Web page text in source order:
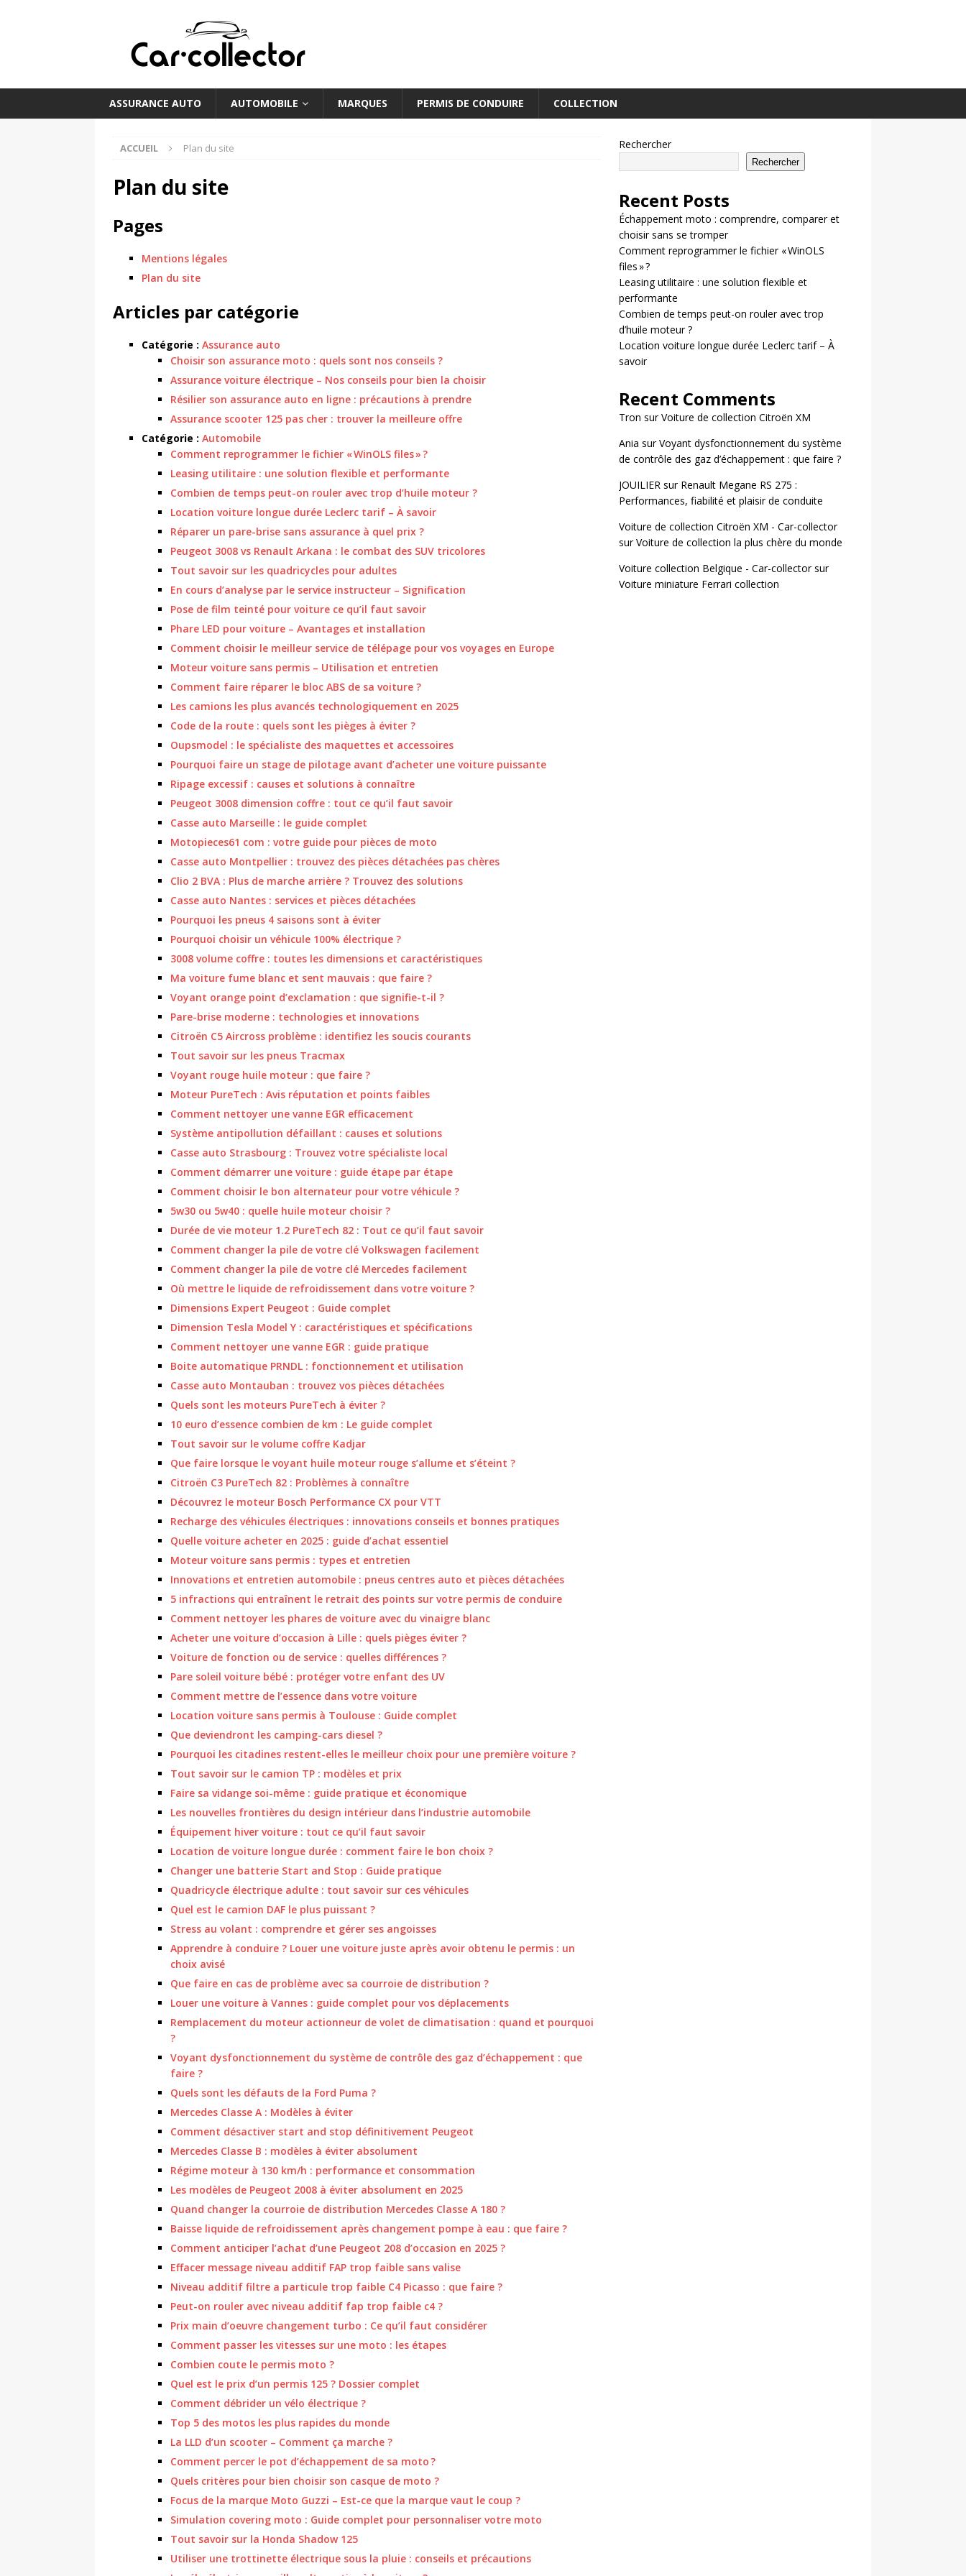
ASSURANCE AUTO AUTOMOBILE MARQUES PERMIS DE CONDUIRE COLLECTION
ACCUEIL Plan du site
Plan du site
Pages
Mentions légales
Plan du site
Articles par catégorie
Catégorie : Assurance auto
Choisir son assurance moto : quels sont nos conseils ?
Assurance voiture électrique – Nos conseils pour bien la choisir
Résilier son assurance auto en ligne : précautions à prendre
Assurance scooter 125 pas cher : trouver la meilleure offre
Catégorie : Automobile
Comment reprogrammer le fichier « WinOLS files » ?
Leasing utilitaire : une solution flexible et performante
Combien de temps peut-on rouler avec trop d’huile moteur ?
Location voiture longue durée Leclerc tarif – À savoir
Réparer un pare-brise sans assurance à quel prix ?
Peugeot 3008 vs Renault Arkana : le combat des SUV tricolores
Tout savoir sur les quadricycles pour adultes
En cours d’analyse par le service instructeur – Signification
Pose de film teinté pour voiture ce qu’il faut savoir
Phare LED pour voiture – Avantages et installation
Comment choisir le meilleur service de télépage pour vos voyages en Europe
Moteur voiture sans permis – Utilisation et entretien
Comment faire réparer le bloc ABS de sa voiture ?
Les camions les plus avancés technologiquement en 2025
Code de la route : quels sont les pièges à éviter ?
Oupsmodel : le spécialiste des maquettes et accessoires
Pourquoi faire un stage de pilotage avant d’acheter une voiture puissante
Ripage excessif : causes et solutions à connaître
Peugeot 3008 dimension coffre : tout ce qu’il faut savoir
Casse auto Marseille : le guide complet
Motopieces61 com : votre guide pour pièces de moto
Casse auto Montpellier : trouvez des pièces détachées pas chères
Clio 2 BVA : Plus de marche arrière ? Trouvez des solutions
Casse auto Nantes : services et pièces détachées
Pourquoi les pneus 4 saisons sont à éviter
Pourquoi choisir un véhicule 100% électrique ?
3008 volume coffre : toutes les dimensions et caractéristiques
Ma voiture fume blanc et sent mauvais : que faire ?
Voyant orange point d’exclamation : que signifie-t-il ?
Pare-brise moderne : technologies et innovations
Citroën C5 Aircross problème : identifiez les soucis courants
Tout savoir sur les pneus Tracmax
Voyant rouge huile moteur : que faire ?
Moteur PureTech : Avis réputation et points faibles
Comment nettoyer une vanne EGR efficacement
Système antipollution défaillant : causes et solutions
Casse auto Strasbourg : Trouvez votre spécialiste local
Comment démarrer une voiture : guide étape par étape
Comment choisir le bon alternateur pour votre véhicule ?
5w30 ou 5w40 : quelle huile moteur choisir ?
Durée de vie moteur 1.2 PureTech 82 : Tout ce qu’il faut savoir
Comment changer la pile de votre clé Volkswagen facilement
Comment changer la pile de votre clé Mercedes facilement
Où mettre le liquide de refroidissement dans votre voiture ?
Dimensions Expert Peugeot : Guide complet
Dimension Tesla Model Y : caractéristiques et spécifications
Comment nettoyer une vanne EGR : guide pratique
Boite automatique PRNDL : fonctionnement et utilisation
Casse auto Montauban : trouvez vos pièces détachées
Quels sont les moteurs PureTech à éviter ?
10 euro d’essence combien de km : Le guide complet
Tout savoir sur le volume coffre Kadjar
Que faire lorsque le voyant huile moteur rouge s’allume et s’éteint ?
Citroën C3 PureTech 82 : Problèmes à connaître
Découvrez le moteur Bosch Performance CX pour VTT
Recharge des véhicules électriques : innovations conseils et bonnes pratiques
Quelle voiture acheter en 2025 : guide d’achat essentiel
Moteur voiture sans permis : types et entretien
Innovations et entretien automobile : pneus centres auto et pièces détachées
5 infractions qui entraînent le retrait des points sur votre permis de conduire
Comment nettoyer les phares de voiture avec du vinaigre blanc
Acheter une voiture d’occasion à Lille : quels pièges éviter ?
Voiture de fonction ou de service : quelles différences ?
Pare soleil voiture bébé : protéger votre enfant des UV
Comment mettre de l’essence dans votre voiture
Location voiture sans permis à Toulouse : Guide complet
Que deviendront les camping-cars diesel ?
Pourquoi les citadines restent-elles le meilleur choix pour une première voiture ?
Tout savoir sur le camion TP : modèles et prix
Faire sa vidange soi-même : guide pratique et économique
Les nouvelles frontières du design intérieur dans l’industrie automobile
Équipement hiver voiture : tout ce qu’il faut savoir
Location de voiture longue durée : comment faire le bon choix ?
Changer une batterie Start and Stop : Guide pratique
Quadricycle électrique adulte : tout savoir sur ces véhicules
Quel est le camion DAF le plus puissant ?
Stress au volant : comprendre et gérer ses angoisses
Apprendre à conduire ? Louer une voiture juste après avoir obtenu le permis : un
choix avisé
Que faire en cas de problème avec sa courroie de distribution ?
Louer une voiture à Vannes : guide complet pour vos déplacements
Remplacement du moteur actionneur de volet de climatisation : quand et pourquoi
?
Voyant dysfonctionnement du système de contrôle des gaz d’échappement : que
faire ?
Quels sont les défauts de la Ford Puma ?
Mercedes Classe A : Modèles à éviter
Comment désactiver start and stop définitivement Peugeot
Mercedes Classe B : modèles à éviter absolument
Régime moteur à 130 km/h : performance et consommation
Les modèles de Peugeot 2008 à éviter absolument en 2025
Quand changer la courroie de distribution Mercedes Classe A 180 ?
Baisse liquide de refroidissement après changement pompe à eau : que faire ?
Comment anticiper l’achat d’une Peugeot 208 d’occasion en 2025 ?
Effacer message niveau additif FAP trop faible sans valise
Niveau additif filtre a particule trop faible C4 Picasso : que faire ?
Peut-on rouler avec niveau additif fap trop faible c4 ?
Prix main d’oeuvre changement turbo : Ce qu’il faut considérer
Comment passer les vitesses sur une moto : les étapes
Combien coute le permis moto ?
Quel est le prix d’un permis 125 ? Dossier complet
Comment débrider un vélo électrique ?
Top 5 des motos les plus rapides du monde
La LLD d’un scooter – Comment ça marche ?
Comment percer le pot d’échappement de sa moto ?
Quels critères pour bien choisir son casque de moto ?
Focus de la marque Moto Guzzi – Est-ce que la marque vaut le coup ?
Simulation covering moto : Guide complet pour personnaliser votre moto
Tout savoir sur la Honda Shadow 125
Utiliser une trottinette électrique sous la pluie : conseils et précautions
Rechercher
Rechercher
Recent Posts
Échappement moto : comprendre, comparer et
choisir sans se tromper
Comment reprogrammer le fichier « WinOLS
files » ?
Leasing utilitaire : une solution flexible et
performante
Combien de temps peut-on rouler avec trop
d’huile moteur ?
Location voiture longue durée Leclerc tarif – À
savoir
Recent Comments
Tron surVoiture de collection Citroën XM
Ania surVoyant dysfonctionnement du système
de contrôle des gaz d’échappement : que faire ?
JOUILIERsur Renault Megane RS 275 :
Performances, fiabilité et plaisir de conduite
Voiture de collection Citroën XM - Car-collector
surVoiture de collection la plus chère du monde
Voiture collection Belgique - Car-collectorsur
Voiture miniature Ferrari collection